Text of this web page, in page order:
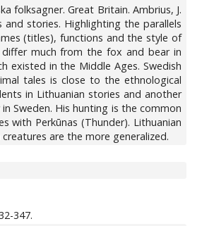
folksagner. Great Britain. Ambrius, J.
and stories. Highlighting the parallels
(titles), functions and the style of
much from the fox and bear in
existed in the Middle Ages. Swedish
tales is close to the ethnological
in Lithuanian stories and another
Sweden. His hunting is the common
with Perkūnas (Thunder). Lithuanian
are the more generalized.
347.